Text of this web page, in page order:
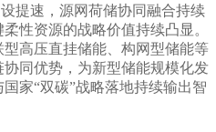
速，源网荷储协同融合持续
性资源的战略价值持续凸显。
高压直挂储能、构网型储能等
同优势，为新型储能规模化发
家“双碳”战略落地持续输出智